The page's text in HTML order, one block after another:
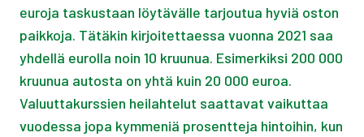
euroja taskustaan löytävälle tarjoutua hyviä oston
paikkoja. Tätäkin kirjoitettaessa vuonna 2021 saa
yhdellä eurolla noin 10 kruunua. Esimerkiksi 200 000
kruunua autosta on yhtä kuin 20 000 euroa.
Valuuttakurssien heilahtelut saattavat vaikuttaa
vuodessa jopa kymmeniä prosentteja hintoihin, kun